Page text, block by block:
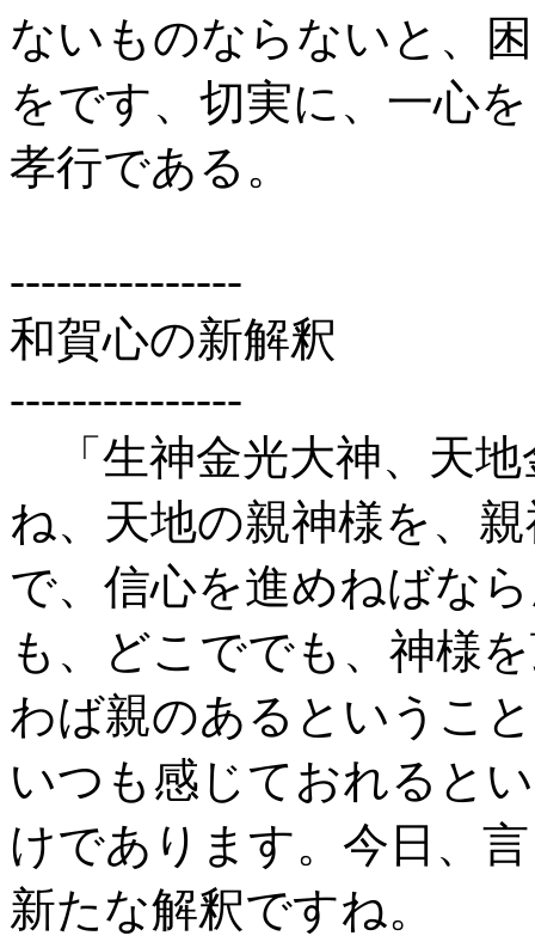
ないものならないと、
をです、切実に、一心
孝行である。
---------------
和賀心の新解釈
---------------
「生神金光大神、天地
ね、天地の親神様を、
で、信心を進めねばな
も、どこででも、神様
わば親のあるというこ
いつも感じておれると
けであります。今日、
新たな解釈ですね。